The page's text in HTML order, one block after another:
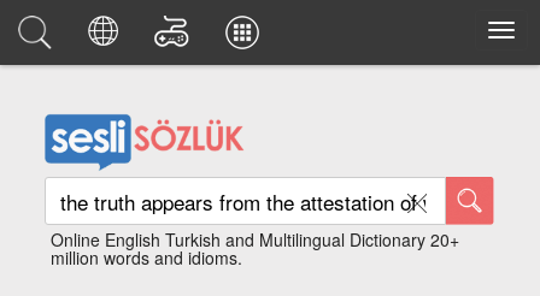
Online English Turkish and Multilingual Dictionary 20+
million words and idioms.